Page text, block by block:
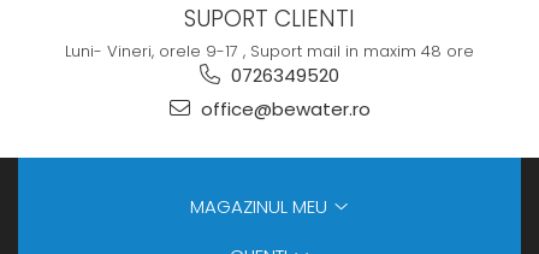
SUPORT CLIENTI
Luni- Vineri, orele 9-17 , Suport mail in maxim 48 ore
0726349520
office@bewater.ro
MAGAZINUL MEU